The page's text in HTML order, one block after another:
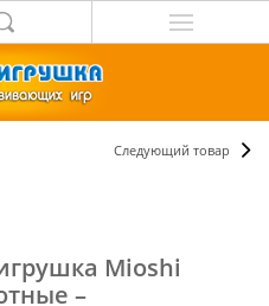
Следующий товар
Mioshi
–